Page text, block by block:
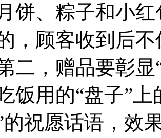
饼、粽子和小
，顾客收到后
二，赠品要彰
饭用的“盘子”
的祝愿话语，效